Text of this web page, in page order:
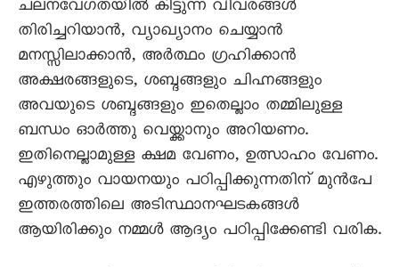
ചലനവേഗതയിൽ കിട്ടുന്ന വിവരങ്ങൾ
തിരിച്ചറിയാൻ, വ്യാഖ്യാനം ചെയ്യാൻ
മനസ്സിലാക്കാൻ, അർത്ഥം ഗ്രഹിക്കാൻ
അക്ഷരങ്ങളുടെ, ശബ്ദങ്ങളും ചിഹ്നങ്ങളും
അവയുടെ ശബ്ദങ്ങളും ഇതെല്ലാം തമ്മിലുള്ള
ബന്ധം ഓർത്തു വെയ്ക്കാനും അറിയണം.
ഇതിനെല്ലാമുള്ള ക്ഷമ വേണം, ഉത്സാഹം വേണം.
എഴുത്തും വായനയും പഠിപ്പിക്കുന്നതിന് മുൻപേ
ഇത്തരത്തിലെ അടിസ്ഥാനഘടകങ്ങൾ
ആയിരിക്കും നമ്മൾ ആദ്യം പഠിപ്പിക്കേണ്ടി വരിക.